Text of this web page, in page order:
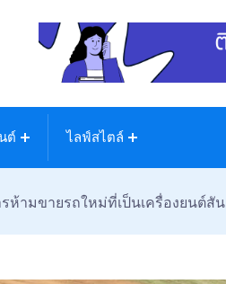
ต์ ไลฟ์สไตล์
ห้ามขายรถใหม่ที่เป็นเครื่องยนต์สั